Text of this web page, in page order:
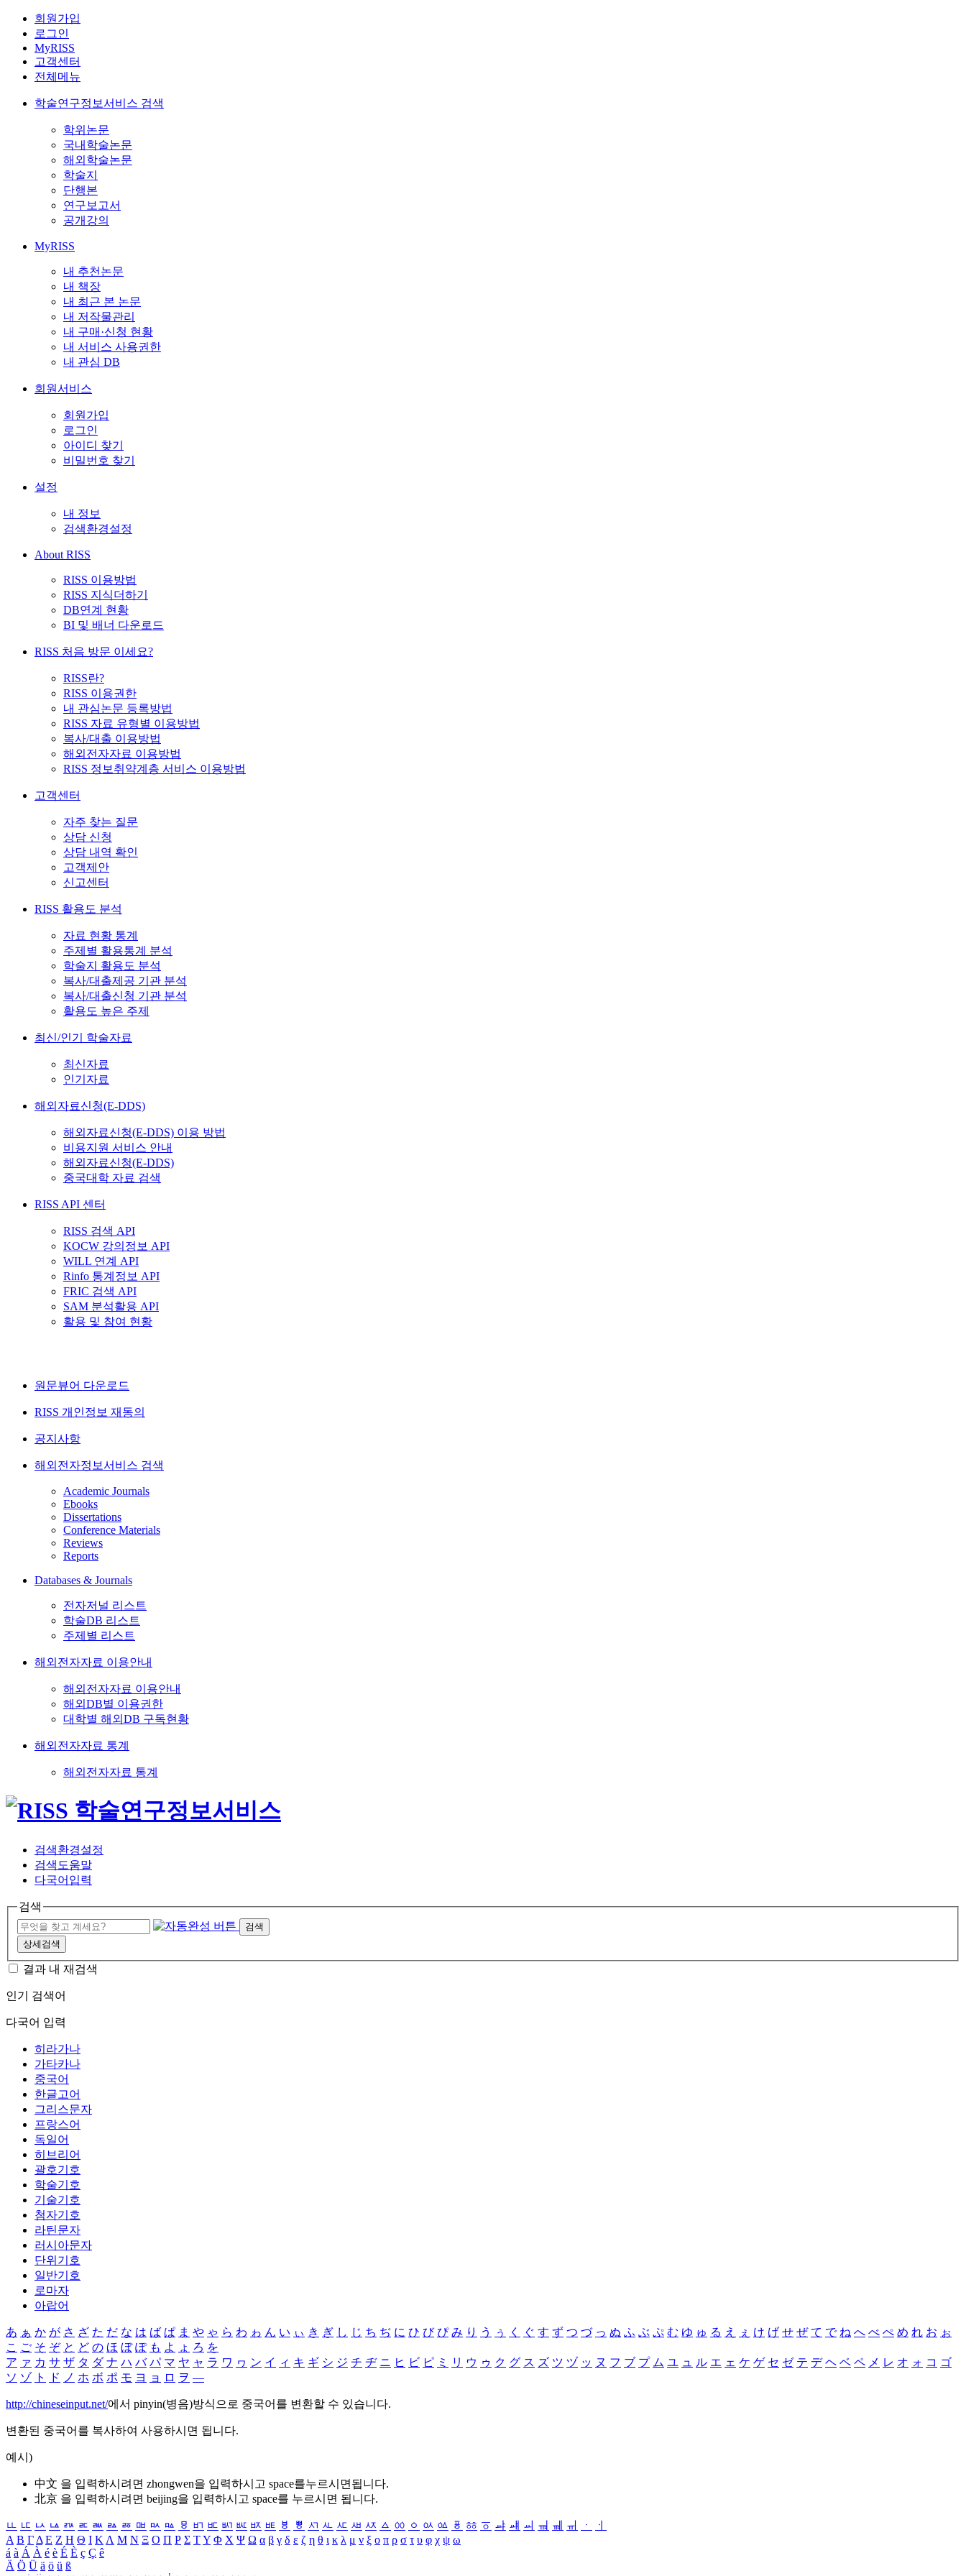
회원가입
로그인
MyRISS
고객센터
전체메뉴
학술연구정보서비스 검색
학위논문
국내학술논문
해외학술논문
학술지
단행본
연구보고서
공개강의
MyRISS
내 추천논문
내 책장
내 최근 본 논문
내 저작물관리
내 구매·신청 현황
내 서비스 사용권한
내 관심 DB
회원서비스
회원가입
로그인
아이디 찾기
비밀번호 찾기
설정
내 정보
검색환경설정
About RISS
RISS 이용방법
RISS 지식더하기
DB연계 현황
BI 및 배너 다운로드
RISS 처음 방문 이세요?
RISS란?
RISS 이용권한
내 관심논문 등록방법
RISS 자료 유형별 이용방법
복사/대출 이용방법
해외전자자료 이용방법
RISS 정보취약계층 서비스 이용방법
고객센터
자주 찾는 질문
상담 신청
상담 내역 확인
고객제안
신고센터
RISS 활용도 분석
자료 현황 통계
주제별 활용통계 분석
학술지 활용도 분석
복사/대출제공 기관 분석
복사/대출신청 기관 분석
활용도 높은 주제
최신/인기 학술자료
최신자료
인기자료
해외자료신청(E-DDS)
해외자료신청(E-DDS) 이용 방법
비용지원 서비스 안내
해외자료신청(E-DDS)
중국대학 자료 검색
RISS API 센터
RISS 검색 API
KOCW 강의정보 API
WILL 연계 API
Rinfo 통계정보 API
FRIC 검색 API
SAM 분석활용 API
활용 및 참여 현황
원문뷰어 다운로드
RISS 개인정보 재동의
공지사항
해외전자정보서비스 검색
Academic Journals
Ebooks
Dissertations
Conference Materials
Reviews
Reports
Databases & Journals
전자저널 리스트
학술DB 리스트
주제별 리스트
해외전자자료 이용안내
해외전자자료 이용안내
해외DB별 이용권한
대학별 해외DB 구독현황
해외전자자료 통계
해외전자자료 통계
검색환경설정
검색도움말
다국어입력
검색
검색
상세검색
결과 내 재검색
인기 검색어
다국어 입력
히라가나
가타카나
중국어
한글고어
그리스문자
프랑스어
독일어
히브리어
괄호기호
학술기호
기술기호
첨자기호
라틴문자
러시아문자
단위기호
일반기호
로마자
아랍어
あ ぁ か が さ ざ た だ な は ば ぱ ま や ゃ ら わ ゎ ん い ぃ き ぎ し じ ち ぢ に ひ び ぴ み り う ぅ く ぐ す ず つ づ っ ぬ ふ ぶ ぷ む ゆ ゅ る え ぇ け げ せ ぜ て で ね へ べ ぺ め れ お ぉ
こ ご そ ぞ と ど の ほ ぼ ぽ も よ ょ ろ を
ア ァ カ サ ザ タ ダ ナ ハ バ パ マ ヤ ャ ラ ワ ヮ ン イ ィ キ ギ シ ジ チ ヂ ニ ヒ ビ ピ ミ リ ウ ゥ ク グ ス ズ ツ ヅ ッ ヌ フ ブ プ ム ユ ュ ル エ ェ ケ ゲ セ ゼ テ デ ヘ ベ ペ メ レ オ ォ コ ゴ
ソ ゾ ト ド ノ ホ ボ ポ モ ヨ ョ ロ ヲ ―
http://chineseinput.net/에서 pinyin(병음)방식으로 중국어를 변환할 수 있습니다.
변환된 중국어를 복사하여 사용하시면 됩니다.
예시)
中文 을 입력하시려면 zhongwen을 입력하시고 space를누르시면됩니다.
北京 을 입력하시려면 beijing을 입력하시고 space를 누르시면 됩니다.
ㅥ ㅦ ㅧ ㅨ ㅩ ㅪ ㅫ ㅬ ㅭ ㅮ ㅯ ㅰ ㅱ ㅲ ㅳ ㅴ ㅵ ㅶ ㅷ ㅸ ㅹ ㅺ ㅻ ㅼ ㅽ ㅾ ㅿ ㆀ ㆁ ㆂ ㆃ ㆄ ㆅ ㆆ ㆇ ㆈ ㆉ ㆊ ㆋ ㆌ ㆍ
ㆎ
Α Β ΓΔ Ε Ζ Η Θ Ι ΚΛ Μ Ν Ξ Ο Π Ρ Σ ΤΥ Φ Χ Ψ Ω α β γ δ ε ζ η θ ι κ λ μ ν ξ ο π ρ σ τ υ φ χ ψ ω
á à Á À é è É È ç Ç ê
Ä Ö Ü ä ö ü ß